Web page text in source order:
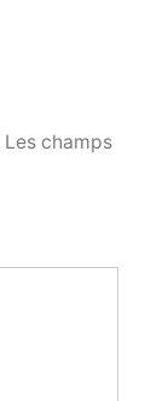
Les champs